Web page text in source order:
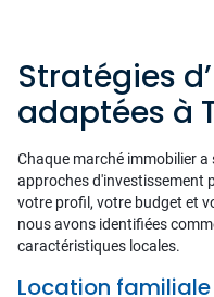
Stratégies
adaptées à
Chaque marché immobilier
approches d'investissement
votre profil, votre budget et
nous avons identifiées
caractéristiques locales.
Location